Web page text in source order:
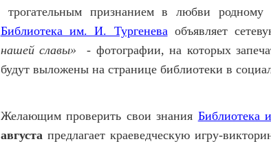
трогательным признанием в любви родному
Библиотека им. И. Тургенева объявляет
нашей славы» - фотографии, на которых
будут выложены на странице библиотеки в
Желающим проверить свои знания Библиотека
августа предлагает краеведческую игру-